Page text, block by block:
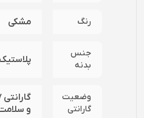
رنگ مشکی
جنس
بدنه
پلاستیک
وضعیت
گارانتی
و